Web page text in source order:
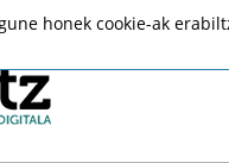
honek cookie-ak